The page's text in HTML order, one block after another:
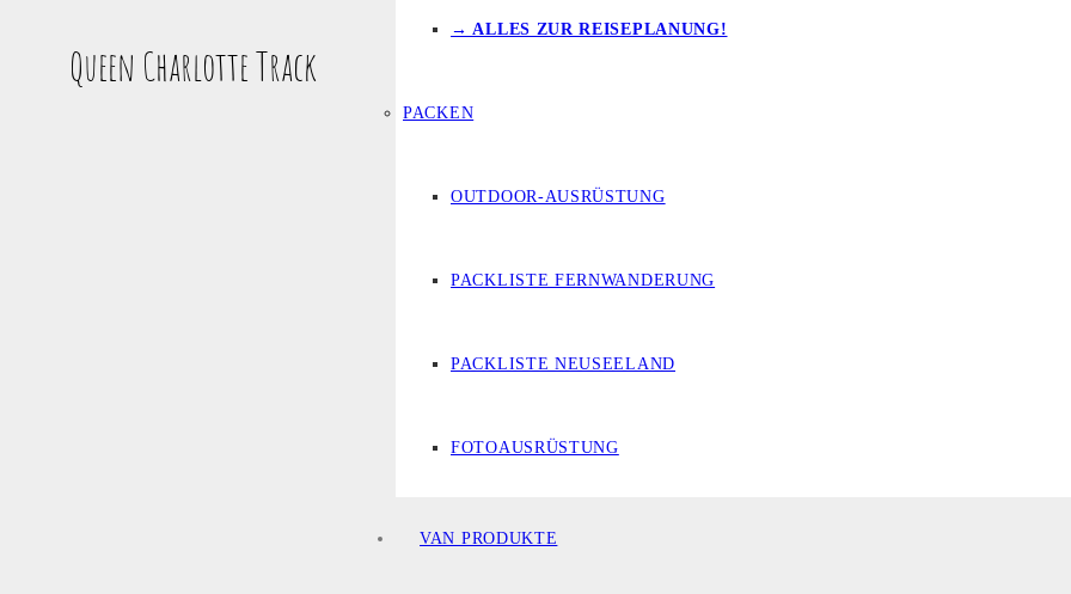
→ ALLES ZUR REISEPLANUNG!
PACKEN
OUTDOOR-AUSRÜSTUNG
PACKLISTE FERNWANDERUNG
PACKLISTE NEUSEELAND
FOTOAUSRÜSTUNG
VAN PRODUKTE
Queen Charlotte Track